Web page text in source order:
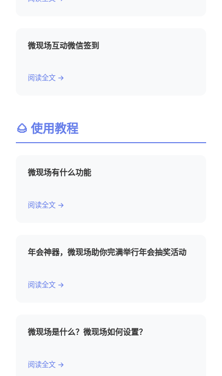
微现场互动微信签到
阅读全文 →
🌰 使用教程
微现场有什么功能
阅读全文 →
年会神器，微现场助你完满举行年会抽奖活动
阅读全文 →
微现场是什么？微现场如何设置？
阅读全文 →